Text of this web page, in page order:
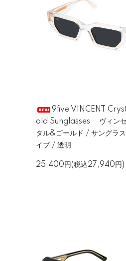
9five VINCENT
old Sunglasses ヴィンセ
タル&ゴールド / サングラ
イブ / 透明
25,400円(税込27,940円)